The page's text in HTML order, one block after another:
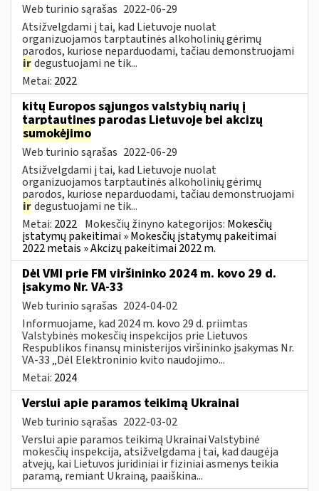
Web turinio sąrašas 2022-06-29
Atsižvelgdami į tai, kad Lietuvoje nuolat
organizuojamos tarptautinės alkoholinių gėrimų
parodos, kuriose neparduodami, tačiau demonstruojami
irdegustuojami ne tik...
Metai: 2022
kitų Europos sąjungos valstybių narių į
tarptautines parodas Lietuvoje bei akcizų
sumokėjimo
Web turinio sąrašas 2022-06-29
Atsižvelgdami į tai, kad Lietuvoje nuolat
organizuojamos tarptautinės alkoholinių gėrimų
parodos, kuriose neparduodami, tačiau demonstruojami
irdegustuojami ne tik...
Metai: 2022 Mokesčių žinyno kategorijos: Mokesčių
įstatymų pakeitimai » Mokesčių įstatymų pakeitimai
2022 metais » Akcizų pakeitimai 2022 m.
Dėl VMI prie FM viršininko 2024 m. kovo 29 d.
įsakymo Nr. VA-33
Web turinio sąrašas 2024-04-02
Informuojame, kad 2024 m. kovo 29 d. priimtas
Valstybinės mokesčių inspekcijos prie Lietuvos
Respublikos finansų ministerijos viršininko įsakymas Nr.
VA-33 „Dėl Elektroninio kvito naudojimo...
Metai: 2024
Verslui apie paramos teikimą Ukrainai
Web turinio sąrašas 2022-03-02
Verslui apie paramos teikimą Ukrainai Valstybinė
mokesčių inspekcija, atsižvelgdama į tai, kad daugėja
atvejų, kai Lietuvos juridiniai ir fiziniai asmenys teikia
paramą, remiant Ukrainą, paaiškina...